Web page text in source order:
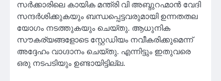
സർക്കാരിലെ കായിക മന്ത്രി വി അബ്ദുറഹ്മാൻ വേദി
സന്ദർശിക്കുകയും ബന്ധപ്പെട്ടവരുമായി ഉന്നതതല
യോഗം നടത്തുകയും ചെയ്തു. ആധുനിക
സൗകര്യങ്ങളോടെ സ്റ്റേഡിയം നവീകരിക്കുമെന്ന്
അദ്ദേഹം വാഗ്ദാനം ചെയ്തു. എന്നിട്ടും ഇതുവരെ
ഒരു നടപടിയും ഉണ്ടായിട്ടില്ല.